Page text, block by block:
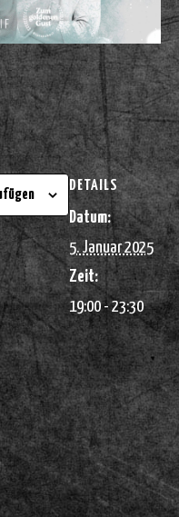
DETAILS
Datum:
5. Januar 2025
Zeit:
19:00 - 23:30